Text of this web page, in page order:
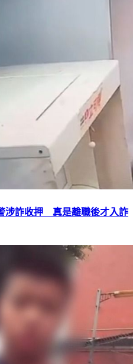
涉詐收押 真是離職後才入詐